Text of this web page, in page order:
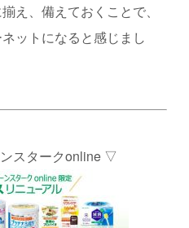
え、備えておくことで、
ットになると感じまし
ンスタークonline ▽